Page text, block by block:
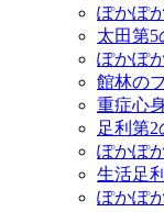
ぽかぽ
太田第5
ぽかぽ
館林の
重症心
足利第
ぽかぽ
生活足
ぽかぽ